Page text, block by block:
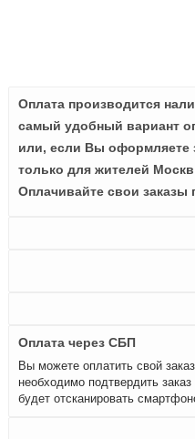
Оплата производится
самый удобный вариант
или, если Вы оформляете
только для жителей
Оплачивайте свои
Оплата через СБП
Вы можете оплатить свой
необходимо подтвердить
будет отсканировать